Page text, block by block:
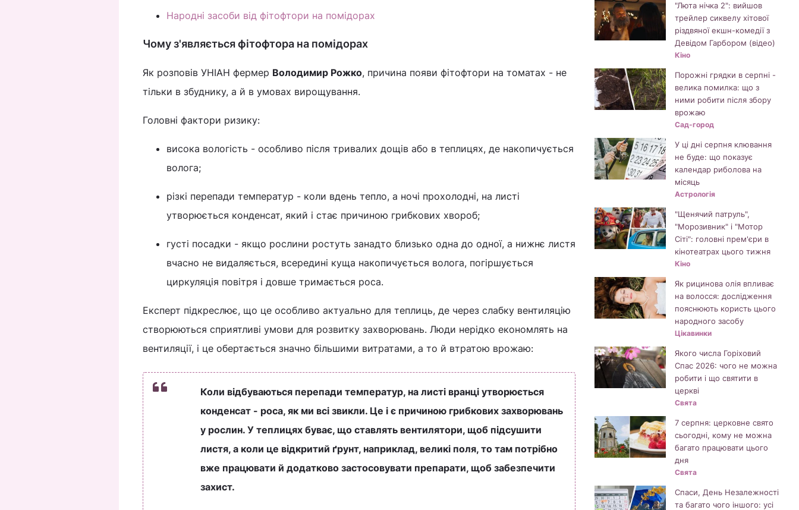
Народні засоби від фітофтори на помідорах
Чому з'являється фітофтора на помідорах
Як розповів УНІАН фермер Володимир Рожко, причина появи фітофтори на томатах - не
тільки в збуднику, а й в умовах вирощування.
Головні фактори ризику:
висока вологість - особливо після тривалих дощів або в теплицях, де накопичується
волога;
різкі перепади температур - коли вдень тепло, а ночі прохолодні, на листі
утворюється конденсат, який і стає причиною грибкових хвороб;
густі посадки - якщо рослини ростуть занадто близько одна до одної, а нижнє листя
вчасно не видаляється, всередині куща накопичується волога, погіршується
циркуляція повітря і довше тримається роса.
Експерт підкреслює, що це особливо актуально для теплиць, де через слабку вентиляцію
створюються сприятливі умови для розвитку захворювань. Люди нерідко економлять на
вентиляції, і це обертається значно більшими витратами, а то й втратою врожаю:
Коли відбуваються перепади температур, на листі вранці утворюється
конденсат - роса, як ми всі звикли. Це і є причиною грибкових захворювань
у рослин. У теплицях буває, що ставлять вентилятори, щоб підсушити
листя, а коли це відкритий ґрунт, наприклад, великі поля, то там потрібно
вже працювати й додатково застосовувати препарати, щоб забезпечити
захист.
"Люта нічка 2": вийшов
трейлер сиквелу хітової
різдвяної екшн-комедії з
Девідом Гарбором (відео)
Кіно
Порожні грядки в серпні -
велика помилка: що з
ними робити після збору
врожаю
Сад-город
У ці дні серпня клювання
не буде: що показує
календар риболова на
місяць
Астрологія
"Щенячий патруль",
"Морозивник" і "Мотор
Сіті": головні прем'єри в
кінотеатрах цього тижня
Кіно
Як рицинова олія впливає
на волосся: дослідження
пояснюють користь цього
народного засобу
Цікавинки
Якого числа Горіховий
Спас 2026: чого не можна
робити і що святити в
церкві
Свята
7 серпня: церковне свято
сьогодні, кому не можна
багато працювати цього
дня
Свята
Спаси, День Незалежності
та багато чого іншого: усі